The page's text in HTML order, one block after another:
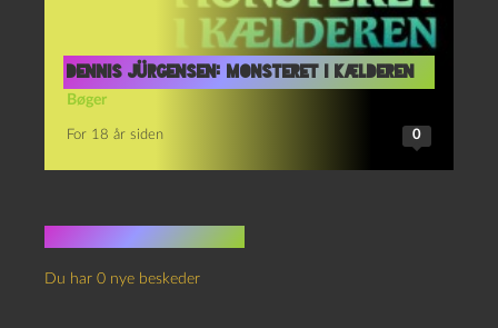
Dennis Jürgensen: Monsteret i kælderen
Bøger
For 18 år siden 0
Du har 0 nye beskeder